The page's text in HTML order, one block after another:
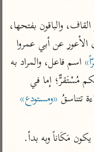
تفسير البيضاوي
تفسير النسفي
الوجيز للواحدي
تفسير ابن أبي زمنين
آثار
تتناسقُ «ومستودع»
مَكَاناً وبه بدأ.